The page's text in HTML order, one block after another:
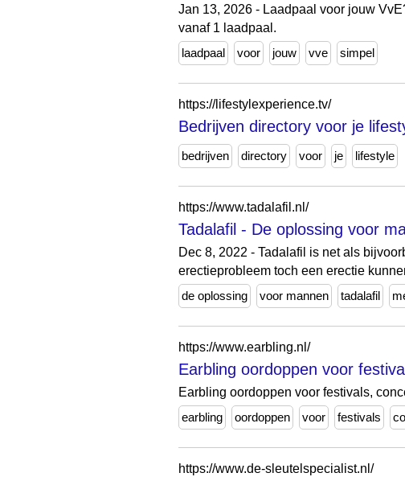
Jan 13, 2026 - Laadpaal voor jouw
vanaf 1 laadpaal.
laadpaal
voor jouw vve simpel
https://lifestylexperience.tv/
Bedrijven directory voor je
bedrijven directory voor je lifestyle
https://www.tadalafil.nl/
Tadalafil - De oplossing voor
Dec 8, 2022 - Tadalafil is net als
erectieprobleem toch een erectie
de oplossing
voor mannen tadalafil
https://www.earbling.nl/
Earbling oordoppen voor
Earbling oordoppen voor festivals,
earbling
oordoppen voor festivals
https://www.de-sleutelspecialist.nl/